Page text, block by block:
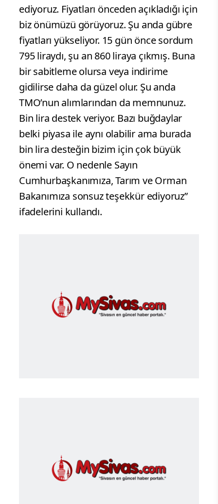
ediyoruz. Fiyatları önceden açıkladığı için
biz önümüzü görüyoruz. Şu anda gübre
fiyatları yükseliyor. 15 gün önce sordum
795 liraydı, şu an 860 liraya çıkmış. Buna
bir sabitleme olursa veya indirime
gidilirse daha da güzel olur. Şu anda
TMO’nun alımlarından da memnunuz.
Bin lira destek veriyor. Bazı buğdaylar
belki piyasa ile aynı olabilir ama burada
bin lira desteğin bizim için çok büyük
önemi var. O nedenle Sayın
Cumhurbaşkanımıza, Tarım ve Orman
Bakanımıza sonsuz teşekkür ediyoruz”
ifadelerini kullandı.